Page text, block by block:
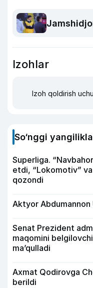
Izohlar
Izoh qoldirish
So‘nggi
Superliga.
etdi, “Lokomotiv” va
qozondi
Aktyor
Senat Prezident
maqomini
ma’qulladi
Axmat Qodirovga
berildi